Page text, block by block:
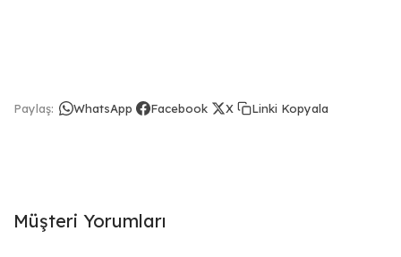
Paylaş: WhatsApp Facebook X Linki Kopyala
Müşteri Yorumları